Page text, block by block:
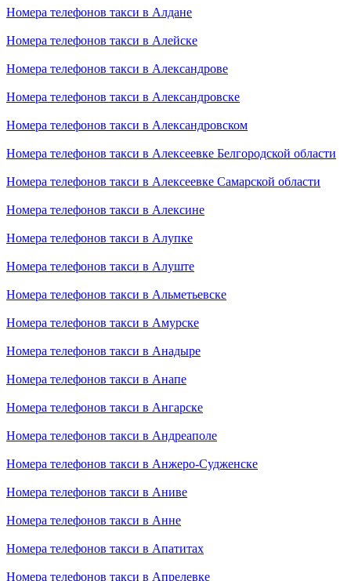
Номера телефонов такси в Алдане
Номера телефонов такси в Алейске
Номера телефонов такси в Александрове
Номера телефонов такси в Александровске
Номера телефонов такси в Александровском
Номера телефонов такси в Алексеевке Белгородской области
Номера телефонов такси в Алексеевке Самарской области
Номера телефонов такси в Алексине
Номера телефонов такси в Алупке
Номера телефонов такси в Алуште
Номера телефонов такси в Альметьевске
Номера телефонов такси в Амурске
Номера телефонов такси в Анадыре
Номера телефонов такси в Анапе
Номера телефонов такси в Ангарске
Номера телефонов такси в Андреаполе
Номера телефонов такси в Анжеро-Судженске
Номера телефонов такси в Аниве
Номера телефонов такси в Анне
Номера телефонов такси в Апатитах
Номера телефонов такси в Апрелевке